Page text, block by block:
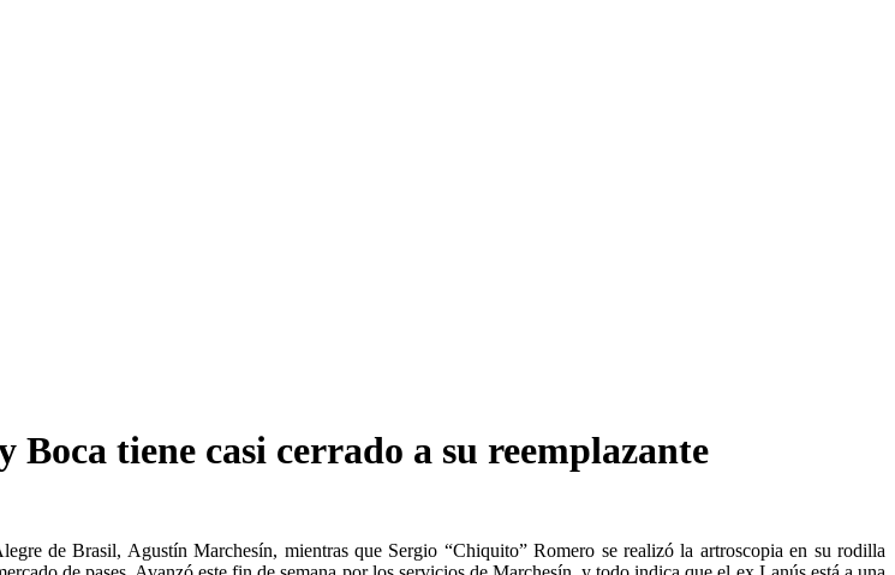
tiene casi cerrado a su reemplazante
de Brasil, Agustín Marchesín, mientras que Sergio “Chiquito” Romero se realizó la artroscopia en su rodilla